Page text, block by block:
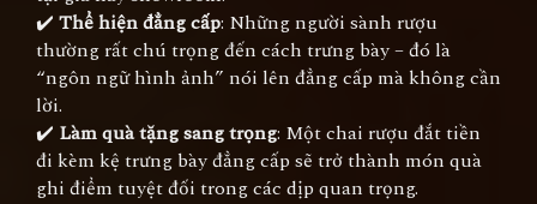
✔️ Thể hiện đẳng cấp: Những người sành rượu
thường rất chú trọng đến cách trưng bày – đó là
“ngôn ngữ hình ảnh” nói lên đẳng cấp mà không cần
lời.
✔️ Làm quà tặng sang trọng: Một chai rượu đắt tiền
đi kèm kệ trưng bày đẳng cấp sẽ trở thành món quà
ghi điểm tuyệt đối trong các dịp quan trọng.